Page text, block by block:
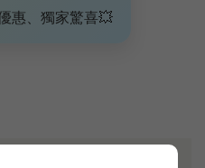
惠、獨家驚喜💥